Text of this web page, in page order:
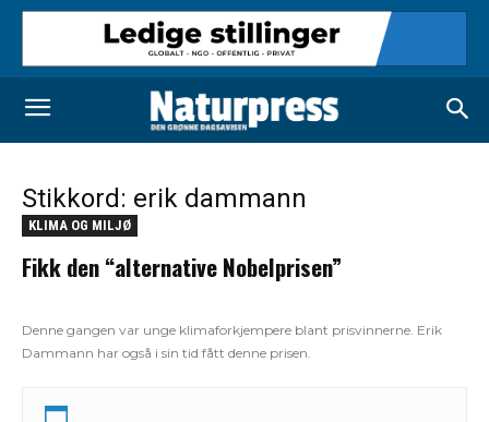
Stikkord: erik dammann
KLIMA OG MILJØ
Fikk den “alternative Nobelprisen”
Denne gangen var unge klimaforkjempere blant prisvinnerne. Erik
Dammann har også i sin tid fått denne prisen.